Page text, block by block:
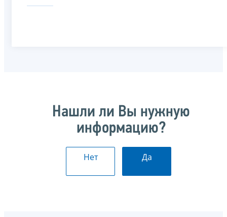
Нашли ли Вы нужную
информацию?
Нет Да